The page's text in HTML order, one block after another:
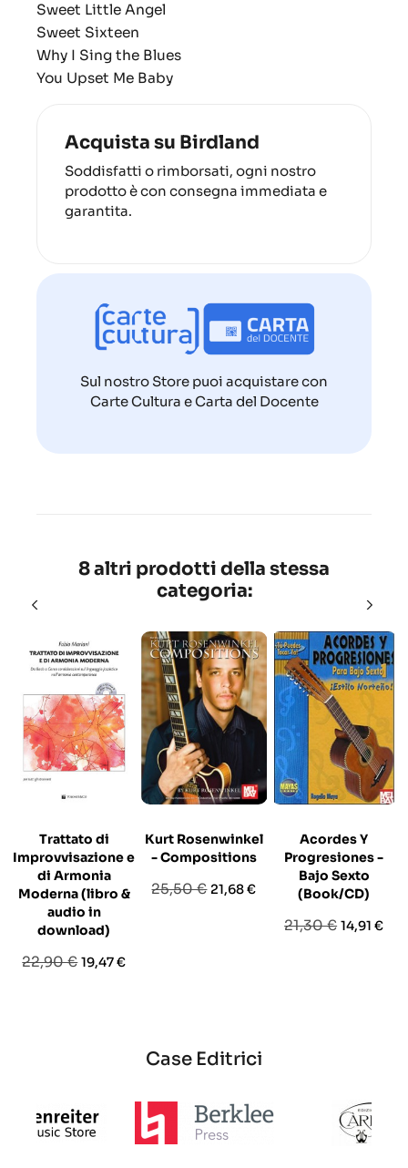
Sweet Little Angel
Sweet Sixteen
Why I Sing the Blues
You Upset Me Baby
Acquista su Birdland
Soddisfatti o rimborsati, ogni nostro
prodotto è con consegna immediata e
garantita.
Sul nostro Store puoi acquistare con
Carte Cultura e Carta del Docente
8 altri prodotti della stessa
categoria:
Trattato di
Improvvisazione e
di Armonia
Moderna (libro &
audio in
download)
Prezzo
22,90 €Prezzo
19,47 €
Kurt Rosenwinkel
- Compositions
Prezzo
25,50 € Prezzo
21,68 €
Acordes Y
Progresiones -
Bajo Sexto
(Book/CD)
Prezzo
21,30 € Prezzo
14,91 €
Case Editrici